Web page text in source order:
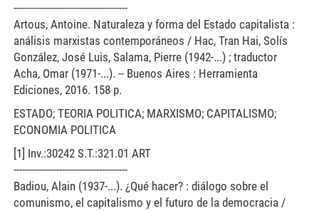
----------------------------------------
Artous, Antoine. Naturaleza y forma del Estado capitalista :
análisis marxistas contemporáneos / Hac, Tran Hai, Solís
González, José Luis, Salama, Pierre (1942-...) ; traductor
Acha, Omar (1971-...). -- Buenos Aires : Herramienta
Ediciones, 2016. 158 p.
ESTADO; TEORIA POLITICA; MARXISMO; CAPITALISMO;
ECONOMIA POLITICA
[1] Inv.:30242 S.T.:321.01 ART
----------------------------------------
Badiou, Alain (1937-...). ¿Qué hacer? : diálogo sobre el
comunismo, el capitalismo y el futuro de la democracia /